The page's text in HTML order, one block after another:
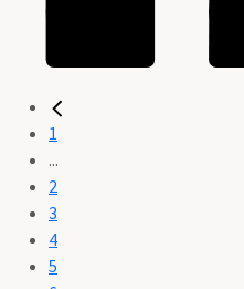
1
...
2
3
4
5